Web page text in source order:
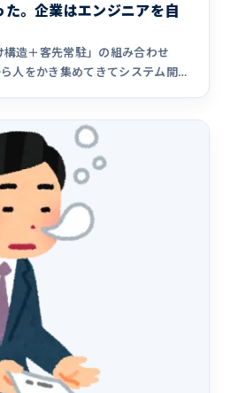
。企業はエンジニアを自
造＋客先常駐」の組み合わせ
人をかき集めてきてシステム開発
えます。そのように考える理由